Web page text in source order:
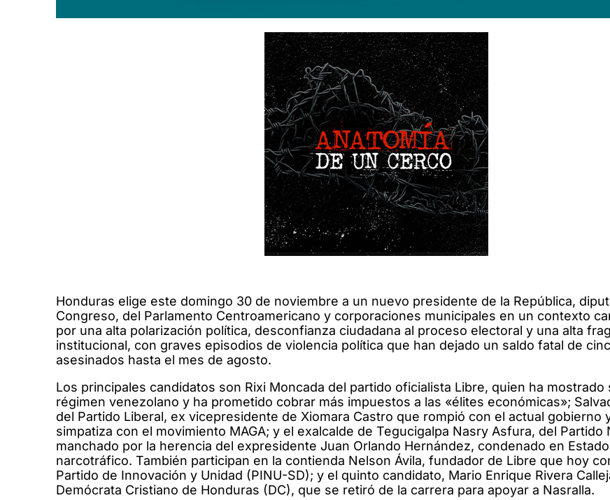
Honduras elige este domingo 30 de noviembre a un nuevo presidente de la República,
Congreso, del Parlamento Centroamericano y corporaciones municipales en un contexto
por una alta polarización política, desconfianza ciudadana al proceso electoral y una alta
institucional, con graves episodios de violencia política que han dejado un saldo fatal de
asesinados hasta el mes de agosto.
Los principales candidatos son Rixi Moncada del partido oficialista Libre, quien ha mostrado
régimen venezolano y ha prometido cobrar más impuestos a las «élites económicas»;
del Partido Liberal, ex vicepresidente de Xiomara Castro que rompió con el actual gobierno
simpatiza con el movimiento MAGA; y el exalcalde de Tegucigalpa Nasry Asfura, del Partido
manchado por la herencia del expresidente Juan Orlando Hernández, condenado en
narcotráfico. También participan en la contienda Nelson Ávila, fundador de Libre que hoy
Partido de Innovación y Unidad (PINU-SD); y el quinto candidato, Mario Enrique Rivera
Demócrata Cristiano de Honduras (DC), que se retiró de la carrera para apoyar a Nasralla.